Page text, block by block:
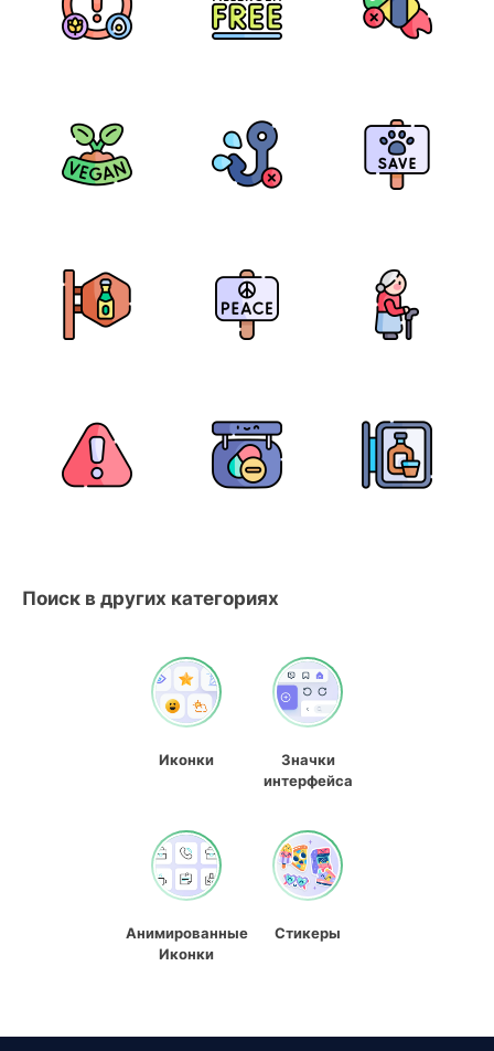
Поиск в других категориях
Иконки
Значки
интерфейса
Анимированные
Иконки
Стикеры